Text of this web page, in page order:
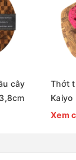
cây
Thớt
Kaiyo
Xem